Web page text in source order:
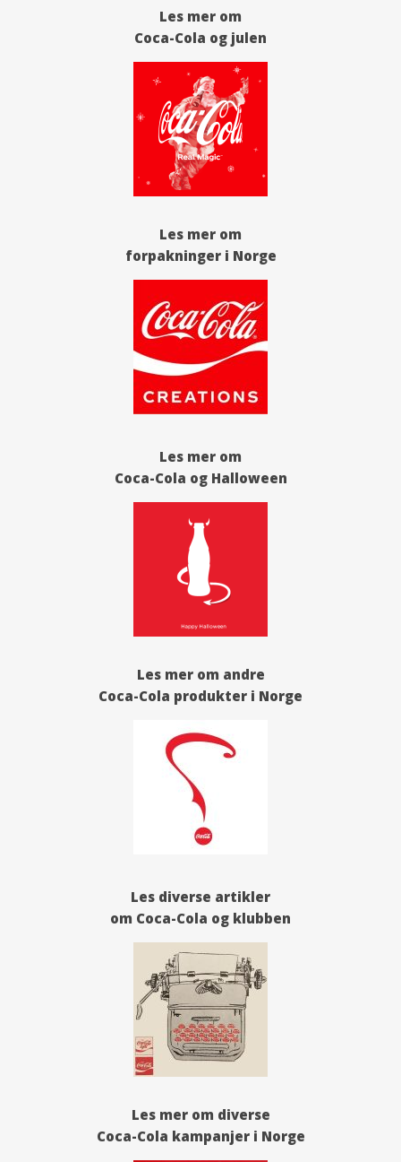
Les mer om
Coca-Cola og julen
Les mer om
forpakninger i Norge
Les mer om
Coca-Cola og Halloween
Les mer om andre
Coca-Cola produkter i Norge
Les diverse artikler
om Coca-Cola og klubben
Les mer om diverse
Coca-Cola kampanjer i Norge